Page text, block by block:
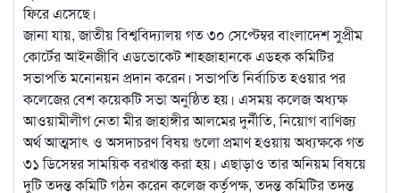
ফিরে এসেছে।
জানা যায়, জাতীয় বিশ্ববিদ্যালয় গত ৩০ সেপ্টেম্বর বাংলাদেশ সুপ্রীম
কোর্টের আইনজীবি এডভোকেট শাহজাহানকে এডহক কমিটির
সভাপতি মনোনয়ন প্রদান করেন। সভাপতি নির্বাচিত হওয়ার পর
কলেজের বেশ কয়েকটি সভা অনুষ্ঠিত হয়। এসময় কলেজ অধ্যক্ষ
আওয়ামীলীগ নেতা মীর জাহাঙ্গীর আলমের দুর্নীতি, নিয়োগ বাণিজ্য
অর্থ আত্মসাৎ ও অসদাচরণ বিষয় গুলো প্রমাণ হওয়ায় অধ্যক্ষকে গত
৩১ ডিসেম্বর সাময়িক বরখাস্ত করা হয়। এছাড়াও তার অনিয়ম বিষয়ে
দুটি তদন্ত কমিটি গঠন করেন কলেজ কর্তৃপক্ষ, তদন্ত কমিটির তদন্ত